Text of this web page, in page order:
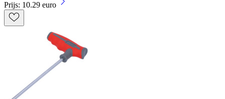
Prijs: 10.29 euro